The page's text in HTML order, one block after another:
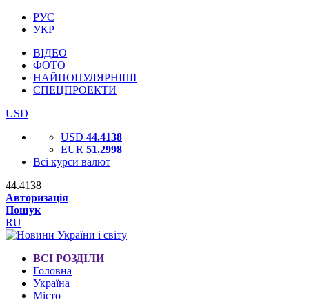
РУС
УКР
ВІДЕО
ФОТО
НАЙПОПУЛЯРНІШІ
СПЕЦПРОЕКТИ
USD
USD 44.4138
EUR 51.2998
Всі курси валют
44.4138
Авторизація
Пошук
RU
ВСІ РОЗДІЛИ
Головна
Україна
Місто